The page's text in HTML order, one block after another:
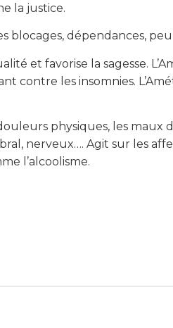
la justice.
dépendances,
et favorise la sagesse.
contre les insomnies.
physiques, les
nerveux…. Agit sur les
l’alcoolisme.